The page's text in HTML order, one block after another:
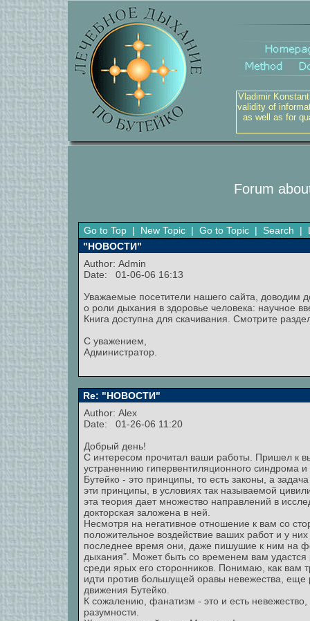
Vladimir
validity of
as well as for
Forum
Go to Top | New Topic | Go to Topic | Search |
"НОВОСТИ"
Author: Admin
Date: 01-06-06 16:13
Уважаемые посетители нашего сайта, доводим
о роли дыхания в здоровье человека: научное
Книга доступна для скачивания. Смотрите
С уважением,
Администратор.
Re: "НОВОСТИ"
Author: Alex
Date: 01-26-06 11:20
Добрый день!
С интересом прочитал ваши работы. Пришел к
устраненнию гипервентиляционного синдрома
Бутейко - это принципы, то есть законы, а
эти принципы, в условиях так называемой
эта теория дает множество направлений в
докторская заложена в ней.
Несмотря на негативное отношение к вам со
положительное воздействие ваших работ и у
последнее время они, даже пишушие к ним на
дыхания". Может быть со временем вам
среди ярых его сторонников. Понимаю, как вам
идти против большущей оравы невежества,
движения Бутейко.
К сожалению, фанатизм - это и есть
разумности.